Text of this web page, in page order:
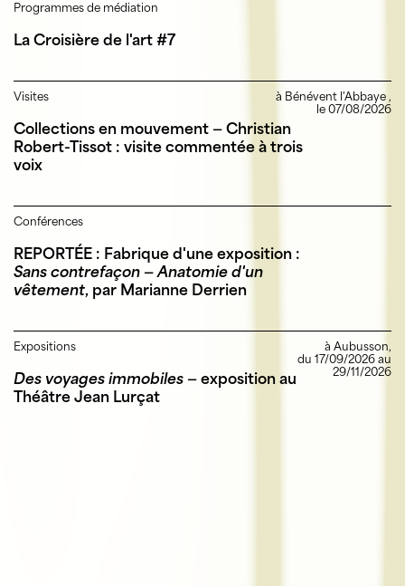
Programmes de médiation
La Croisière de l'art #7
Visites
Collections en mouvement — Christian
Robert-Tissot : visite commentée à trois
voix
à Bénévent l'Abbaye ,
le 07/08/2026
Conférences
REPORTÉE : Fabrique d'une exposition :
Sans contrefaçon — Anatomie d'un
vêtement, par Marianne Derrien
Expositions
Des voyages immobiles — exposition au
Théâtre Jean Lurçat
à Aubusson,
du 17/09/2026 au
29/11/2026